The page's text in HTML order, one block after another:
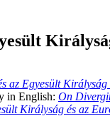
az Egyesült
in English: On
Királyság és az